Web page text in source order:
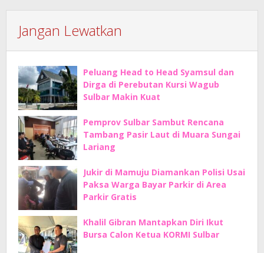
Jangan Lewatkan
Peluang Head to Head Syamsul dan
Dirga di Perebutan Kursi Wagub
Sulbar Makin Kuat
Pemprov Sulbar Sambut Rencana
Tambang Pasir Laut di Muara Sungai
Lariang
Jukir di Mamuju Diamankan Polisi Usai
Paksa Warga Bayar Parkir di Area
Parkir Gratis
Khalil Gibran Mantapkan Diri Ikut
Bursa Calon Ketua KORMI Sulbar